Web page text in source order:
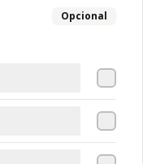
Opcional